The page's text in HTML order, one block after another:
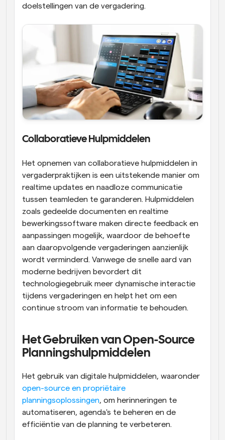
doelstellingen van de vergadering.
Collaboratieve Hulpmiddelen
Het opnemen van collaboratieve hulpmiddelen in
vergaderpraktijken is een uitstekende manier om
realtime updates en naadloze communicatie
tussen teamleden te garanderen. Hulpmiddelen
zoals gedeelde documenten en realtime
bewerkingssoftware maken directe feedback en
aanpassingen mogelijk, waardoor de behoefte
aan daaropvolgende vergaderingen aanzienlijk
wordt verminderd. Vanwege de snelle aard van
moderne bedrijven bevordert dit
technologiegebruik meer dynamische interactie
tijdens vergaderingen en helpt het om een
continue stroom van informatie te behouden.
Het Gebruiken van Open-Source
Planningshulpmiddelen
open-source en propriëtaire
planningsoplossingen, om herinneringen te
automatiseren, agenda's te beheren en de
efficiëntie van de planning te verbeteren.